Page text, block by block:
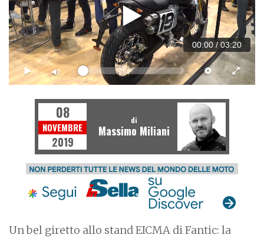
00:00 / 03:20
Un bel giretto allo stand EICMA di Fantic: la
08
NOVEMBRE
2019
di
Massimo Miliani